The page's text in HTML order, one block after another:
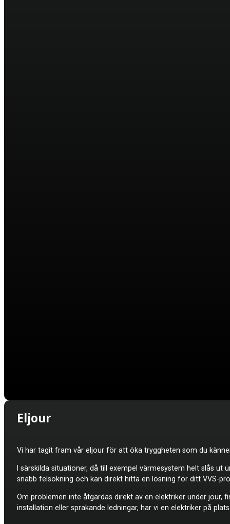
Eljour
Vi har tagit fram vår eljour för att öka tryggheten som du
I särskilda situationer, då till exempel värmesystem helt slås
snabb felsökning och kan direkt hitta en lösning för ditt VVS-
Om problemen inte åtgärdas direkt av en elektriker under
installation eller sprakande ledningar, har vi en elektriker på